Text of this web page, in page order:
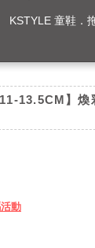
KSTYLE 童鞋．
13.5CM】煥
動